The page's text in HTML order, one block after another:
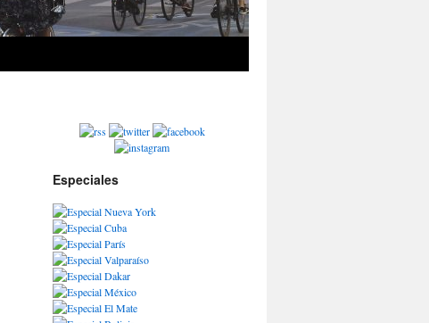
Especiales